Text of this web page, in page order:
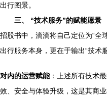
出行图景。
三、 “技术服务”的赋能愿景
招股书中，滴滴将自己定位为“全
出行服务本身，更在于输出“技术服
对内的运营赋能：上述所有技术
效、安全与体验升级，这是其商